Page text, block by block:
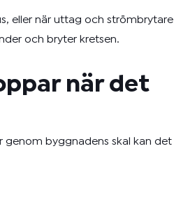
eller när uttag och strömbrytare
och bryter kretsen.
när det
genom byggnadens skal kan det